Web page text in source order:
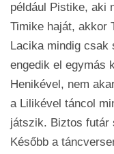
például Pistike, aki
Timike haját, akkor
Lacika mindig csak
engedik el egymás
Henikével, nem
a Lilikével táncol
játszik. Biztos futár
Később a